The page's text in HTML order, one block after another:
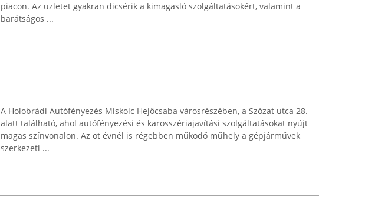
piacon. Az üzletet gyakran dicsérik a kimagasló szolgáltatásokért, valamint a
barátságos ...
A Holobrádi Autófényezés Miskolc Hejőcsaba városrészében, a Szózat utca 28.
alatt található, ahol autófényezési és karosszériajavítási szolgáltatásokat nyújt
magas színvonalon. Az öt évnél is régebben működő műhely a gépjárművek
szerkezeti ...